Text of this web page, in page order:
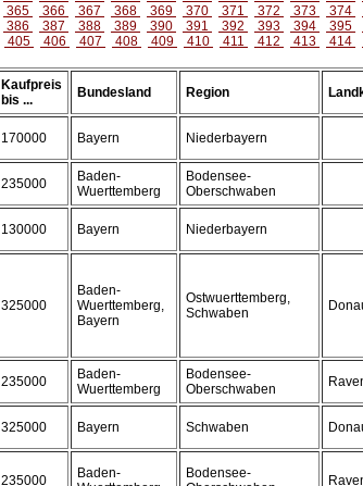
365 366 367 368 369 370 371 372 373 374
386 387 388 389 390 391 392 393 394 395
405 406 407 408 409 410 411 412 413 414
Kaufpreis
bis ...
Bundesland Region
170000 Bayern Niederbayern
235000
Baden-
Wuerttemberg
Bodensee-
Oberschwaben
130000 Bayern Niederbayern
325000
Baden-
Wuerttemberg,
Bayern
Ostwuerttemberg,
Schwaben
235000
Baden-
Wuerttemberg
Bodensee-
Oberschwaben
325000 Bayern Schwaben
235000
Baden-
Bodensee-